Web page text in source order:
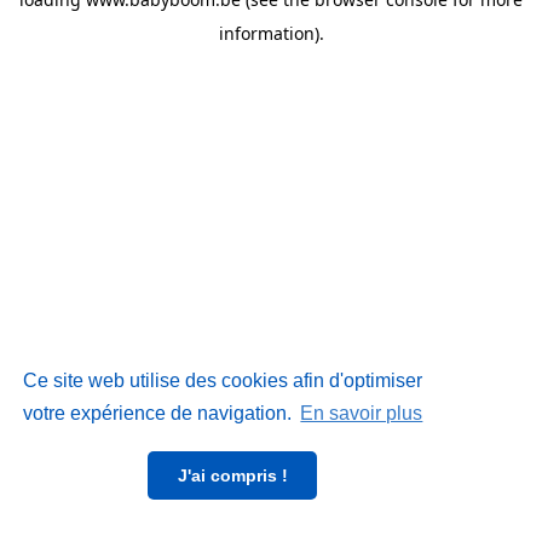
Ce site web utilise des cookies afin d'optimiser
votre expérience de navigation. En savoir plus
J'ai compris !
information).